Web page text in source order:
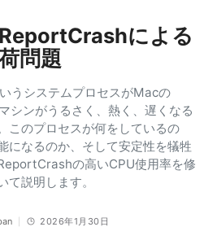
による
問題
うシステムプロセスがMacの
シンがうるさく、熱く、遅くなる
このプロセスが何をしているの
になるのか、そして安定性を犠牲
の高いCPU使用率を修
て説明します。
2026年1月30日